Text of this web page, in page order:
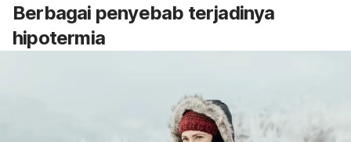
Berbagai penyebab terjadinya
hipotermia